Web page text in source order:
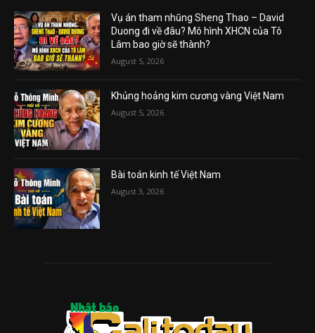
Vụ án tham nhũng Sheng Thao – David
Duong đi về đâu? Mô hình XHCN của Tô
Lâm bao giờ sẽ thành?
August 5, 2026
Khủng hoảng kim cương vàng Việt Nam
August 5, 2026
Bài toán kinh tế Việt Nam
August 3, 2026